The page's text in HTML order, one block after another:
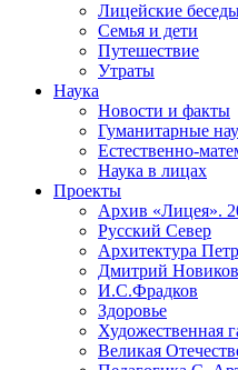
Лицейские
Семья и дети
Путешествие
Утраты
Наука
Новости и факты
Гуманитарные
Естественно-
Наука в лицах
Проекты
Архив «Лицея».
Русский Север
Архитектура
Дмитрий Новиков
И.С.Фрадков
Здоровье
Художественная
Великая